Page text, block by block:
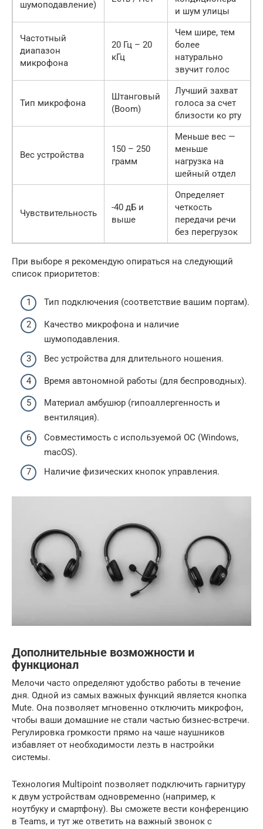
шумоподавление)
и шум улицы
Частотный
диапазон
микрофона
20 Гц – 20
кГц
Чем шире, тем
более
натурально
звучит голос
Тип микрофона
Штанговый
(Boom)
Лучший захват
голоса за счет
близости ко рту
Вес устройства
150 – 250
грамм
Меньше вес —
меньше
нагрузка на
шейный отдел
Чувствительность
-40 дБ и
выше
Определяет
четкость
передачи речи
без перегрузок
При выборе я рекомендую опираться на следующий
список приоритетов:
Тип подключения (соответствие вашим портам).
Качество микрофона и наличие
шумоподавления.
Вес устройства для длительного ношения.
Время автономной работы (для беспроводных).
Материал амбушюр (гипоаллергенность и
вентиляция).
Совместимость с используемой ОС (Windows,
macOS).
Наличие физических кнопок управления.
Дополнительные возможности и
функционал
Мелочи часто определяют удобство работы в течение
дня. Одной из самых важных функций является кнопка
Mute. Она позволяет мгновенно отключить микрофон,
чтобы ваши домашние не стали частью бизнес-встречи.
Регулировка громкости прямо на чаше наушников
избавляет от необходимости лезть в настройки
системы.
Технология Multipoint позволяет подключить гарнитуру
к двум устройствам одновременно (например, к
ноутбуку и смартфону). Вы сможете вести конференцию
в Teams, и тут же ответить на важный звонок с